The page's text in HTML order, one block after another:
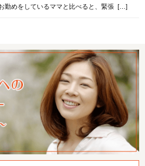
勤めをしているママと比べると、緊張 […]